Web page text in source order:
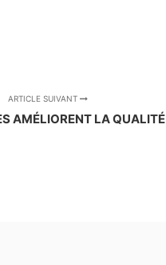
ARTICLE SUIVANT
AMÉLIORENT LA